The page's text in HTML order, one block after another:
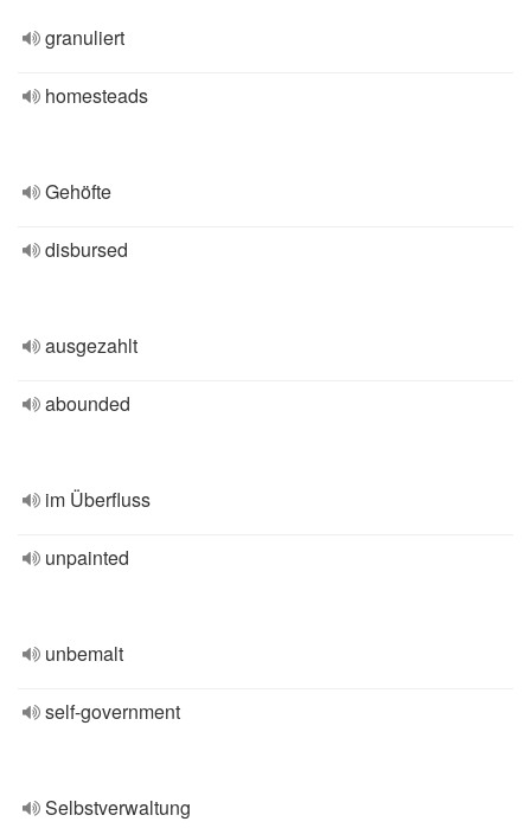
granuliert
homesteads
Gehöfte
disbursed
ausgezahlt
abounded
im Überfluss
unpainted
unbemalt
self-government
Selbstverwaltung